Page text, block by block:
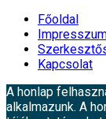
Főoldal
Kapcsolat
A honlap
alkalmazunk. A